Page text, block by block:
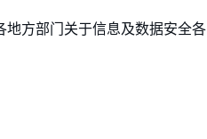
方部门关于信息及数据安全各